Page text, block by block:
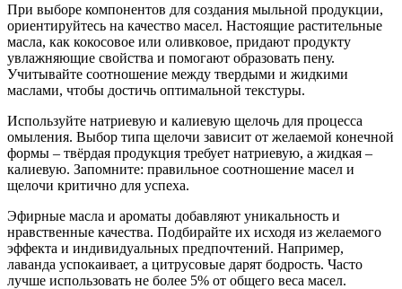
При выборе компонентов для создания мыльной продукции,
ориентируйтесь на качество масел. Настоящие растительные
масла, как кокосовое или оливковое, придают продукту
увлажняющие свойства и помогают образовать пену.
Учитывайте соотношение между твердыми и жидкими
маслами, чтобы достичь оптимальной текстуры.
Используйте натриевую и калиевую щелочь для процесса
омыления. Выбор типа щелочи зависит от желаемой конечной
формы – твёрдая продукция требует натриевую, а жидкая –
калиевую. Запомните: правильное соотношение масел и
щелочи критично для успеха.
Эфирные масла и ароматы добавляют уникальность и
нравственные качества. Подбирайте их исходя из желаемого
эффекта и индивидуальных предпочтений. Например,
лаванда успокаивает, а цитрусовые дарят бодрость. Часто
лучше использовать не более 5% от общего веса масел.